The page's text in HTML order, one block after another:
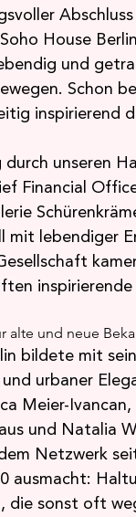
House
und
Schon
inspirierend
unseren
Financial
mit lebendiger
alte und neue
bildete mit
urbaner
Meier-
und Natalia
Netzwerk
ausmacht:
die sonst oft